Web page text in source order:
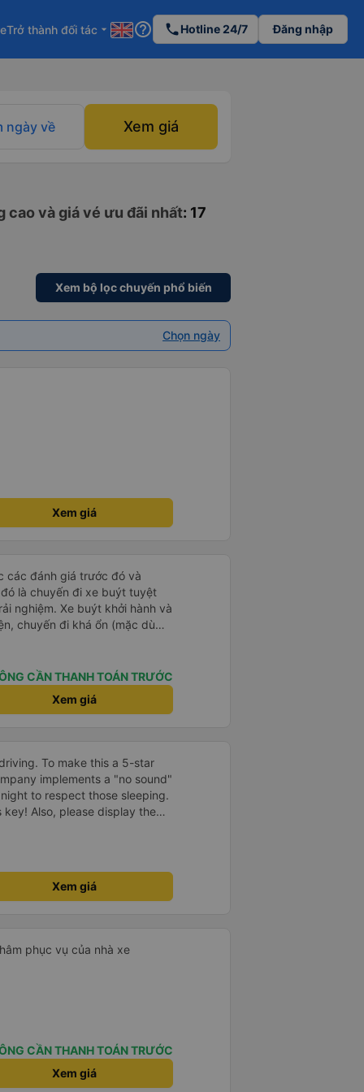
Trở thành đối tác arrow_drop_down help_outline phoneHotline 24/7 Đăng nhập
ngày về Xem giá
cao và giá vé ưu đãi nhất: 17
Xem bộ lọc chuyến phổ biến
Chọn ngày
Xem giá
các đánh giá trước đó và
là chuyến đi xe buýt tuyệt
nghiệm. Xe buýt khởi hành và
chuyến đi khá ổn (mặc dù
CẦN THANH TOÁN TRƯỚC
Xem giá
To make this a 5-star
implements a "no sound"
to respect those sleeping.
Also, please display the
định rõ ràng về việc giữ im
ban đêm để tránh làm
xe trong tương lai!
Xem giá
phục vụ của nhà xe
CẦN THANH TOÁN TRƯỚC
Xem giá